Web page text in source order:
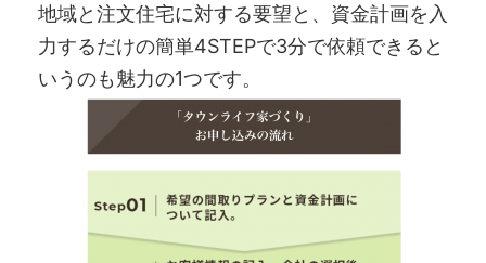
地域と注文住宅に対する要望と、資金計画を入
力するだけの簡単4STEPで3分で依頼できると
いうのも魅力の1つです。